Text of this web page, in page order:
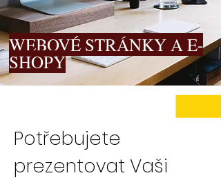
WEBOVÉ STRÁNKY A E-
SHOPY
Potřebujete
prezentovat Vaši